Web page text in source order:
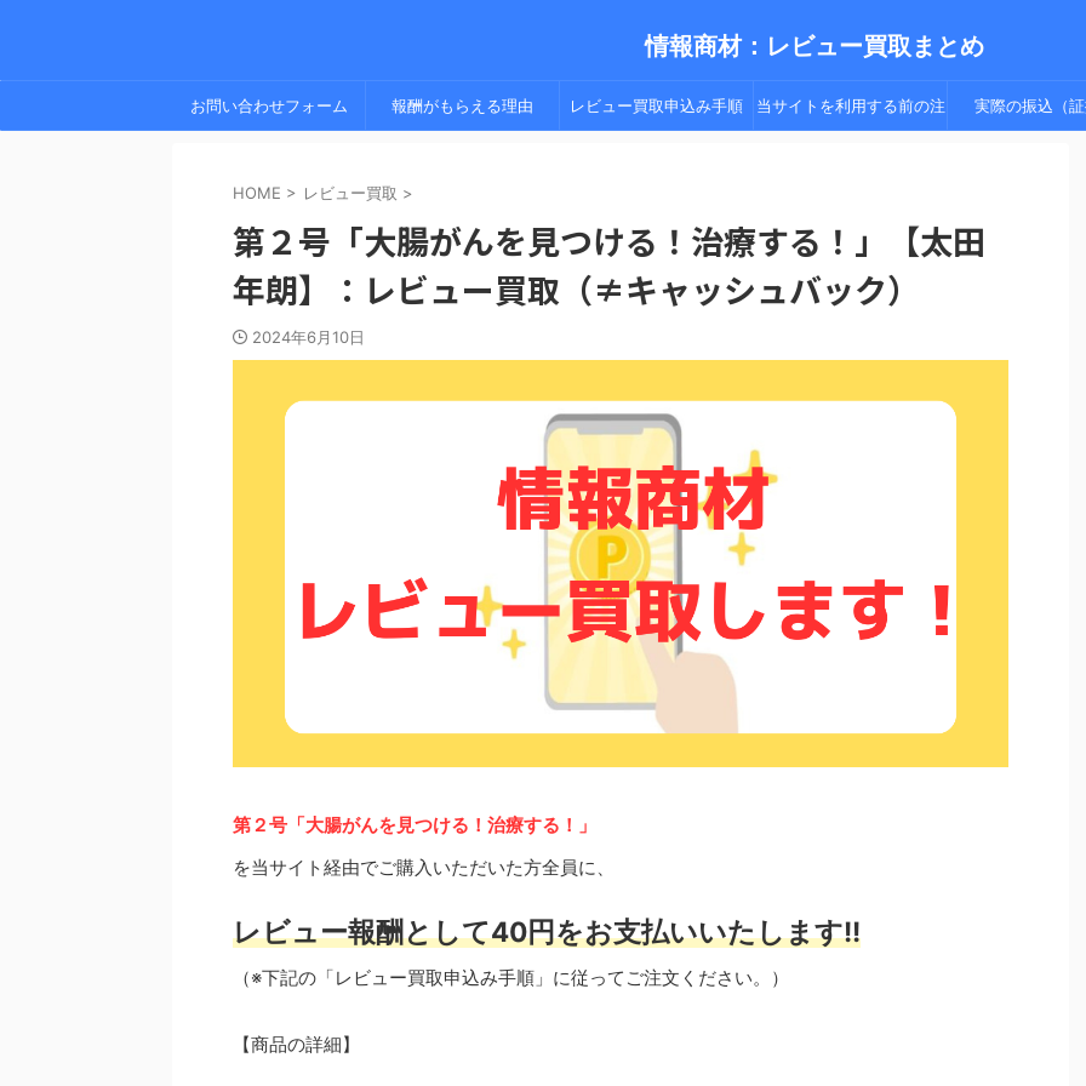
情報商材：レビュー買取まとめ
お問い合わせフォーム 報酬がもらえる理由 レビュー買取申込み手順 当サイトを利用する前の注 実際の振込（
HOME > レビュー買取 >
第２号「大腸がんを見つける！治療する！」【太田
年朗】：レビュー買取（≠キャッシュバック）
2024年6月10日
第２号「大腸がんを見つける！治療する！」
を当サイト経由でご購入いただいた方全員に、
レビュー報酬として40円をお支払いいたします!!
（※下記の「レビュー買取申込み手順」に従ってご注文ください。）
【商品の詳細】